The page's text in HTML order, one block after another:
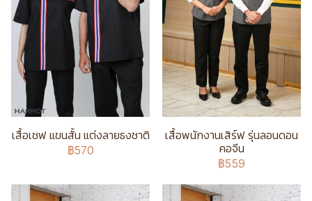
เสื้อเชฟ แขนสั้น แต่งลายธงชาติ
฿570
เสื้อพนักงานเสิร์ฟ รุ่นลอนดอน
คอจีน
฿559